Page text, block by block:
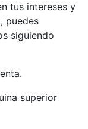
tus intereses y
puedes
siguiendo
superior